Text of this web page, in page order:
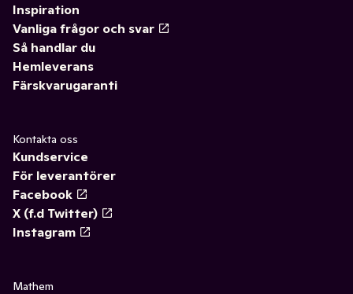
Inspiration
Vanliga frågor och svar
Så handlar du
Hemleverans
Färskvarugaranti
Kontakta oss
Kundservice
För leverantörer
Facebook
X (f.d Twitter)
Instagram
Mathem